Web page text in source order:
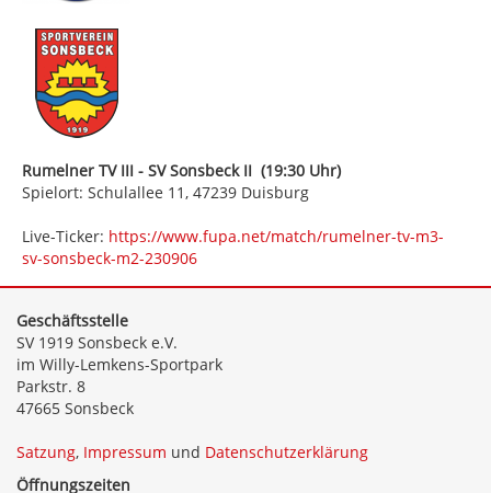
Rumelner TV III - SV Sonsbeck II (19:30 Uhr)
Spielort: Schulallee 11, 47239 Duisburg
Live-Ticker: https://www.fupa.net/match/rumelner-tv-m3-
sv-sonsbeck-m2-230906
Geschäftsstelle
SV 1919 Sonsbeck e.V.
im Willy-Lemkens-Sportpark
Parkstr. 8
47665 Sonsbeck
Satzung, Impressum und Datenschutzerklärung
Öffnungszeiten